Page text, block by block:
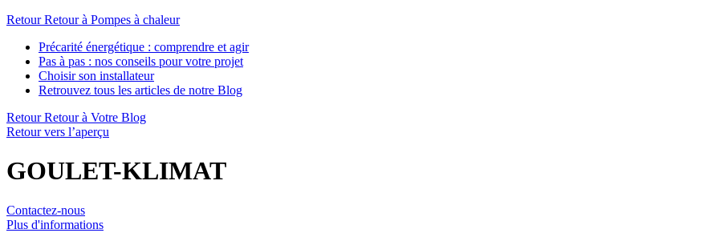
Retour Retour à Pompes à chaleur
Précarité énergétique : comprendre et agir
Pas à pas : nos conseils pour votre projet
Choisir son installateur
Retrouvez tous les articles de notre Blog
Retour Retour à Votre Blog
Retour vers l’aperçu
GOULET-KLIMAT
Contactez-nous
Plus d'informations